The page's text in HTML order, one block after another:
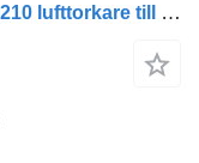
WABCO Citea XLE (01.12-) 9324000210 lufttorkare till VDL Citea XLE, SLE (2012-) buss